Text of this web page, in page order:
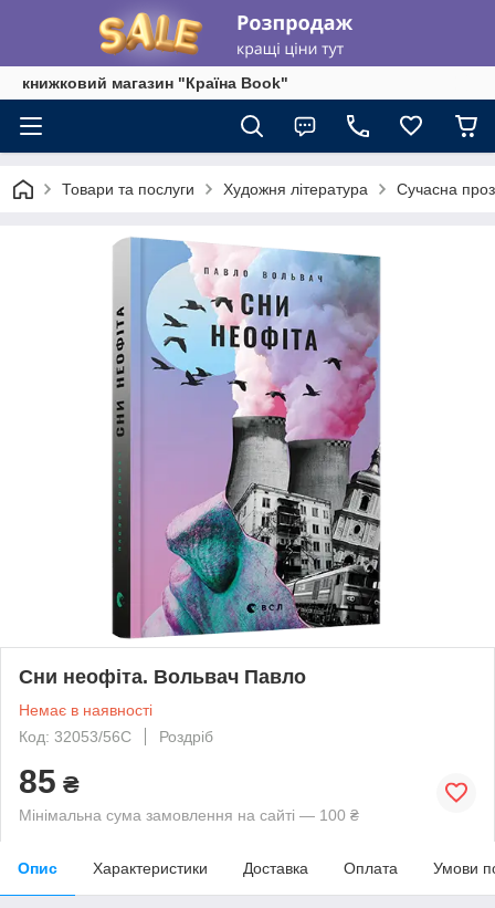
книжковий магазин "Країна Book"
Товари та послуги Художня література Сучасна
Сни неофіта. Вольвач Павло
Немає в наявності
Код: 32053/56С
Роздріб
85 ₴
Мінімальна сума замовлення на сайті — 100 ₴
Опис Характеристики Доставка Оплата Умови